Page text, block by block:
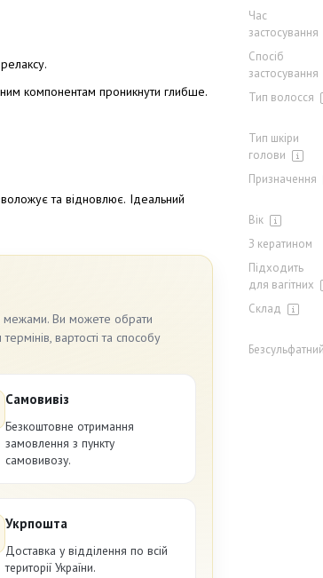
компонентам проникнути глибше.
та відновлює. Ідеальний
межами. Ви можете обрати
вартості та способу
Самовивіз
Безкоштовне отримання
замовлення з пункту
самовивозу.
Укрпошта
Доставка у відділення по всій
території України.
Час
застосування
Спосіб
застосування
Тип волосся
Тип шкіри
голови
Призначення
Вік
З кератином
Підходить
для вагітних
Склад
Безсульфатний